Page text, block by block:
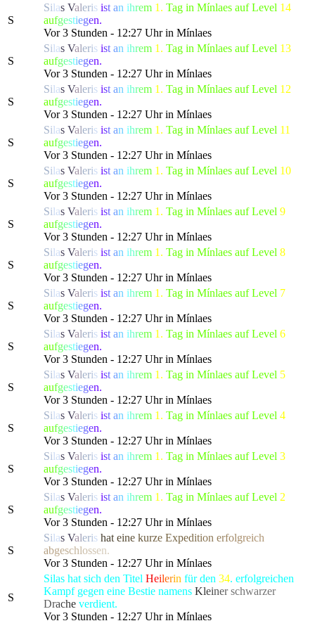
S
Silas Valeris ist an ihrem 1. Tag in Mínlaes auf Level 14
aufgestiegen.
Vor 3 Stunden - 12:27 Uhr in Mínlaes
S
Silas Valeris ist an ihrem 1. Tag in Mínlaes auf Level 13
aufgestiegen.
Vor 3 Stunden - 12:27 Uhr in Mínlaes
S
Silas Valeris ist an ihrem 1. Tag in Mínlaes auf Level 12
aufgestiegen.
Vor 3 Stunden - 12:27 Uhr in Mínlaes
S
Silas Valeris ist an ihrem 1. Tag in Mínlaes auf Level 11
aufgestiegen.
Vor 3 Stunden - 12:27 Uhr in Mínlaes
S
Silas Valeris ist an ihrem 1. Tag in Mínlaes auf Level 10
aufgestiegen.
Vor 3 Stunden - 12:27 Uhr in Mínlaes
S
Silas Valeris ist an ihrem 1. Tag in Mínlaes auf Level 9
aufgestiegen.
Vor 3 Stunden - 12:27 Uhr in Mínlaes
S
Silas Valeris ist an ihrem 1. Tag in Mínlaes auf Level 8
aufgestiegen.
Vor 3 Stunden - 12:27 Uhr in Mínlaes
S
Silas Valeris ist an ihrem 1. Tag in Mínlaes auf Level 7
aufgestiegen.
Vor 3 Stunden - 12:27 Uhr in Mínlaes
S
Silas Valeris ist an ihrem 1. Tag in Mínlaes auf Level 6
aufgestiegen.
Vor 3 Stunden - 12:27 Uhr in Mínlaes
S
Silas Valeris ist an ihrem 1. Tag in Mínlaes auf Level 5
aufgestiegen.
Vor 3 Stunden - 12:27 Uhr in Mínlaes
S
Silas Valeris ist an ihrem 1. Tag in Mínlaes auf Level 4
aufgestiegen.
Vor 3 Stunden - 12:27 Uhr in Mínlaes
S
Silas Valeris ist an ihrem 1. Tag in Mínlaes auf Level 3
aufgestiegen.
Vor 3 Stunden - 12:27 Uhr in Mínlaes
S
Silas Valeris ist an ihrem 1. Tag in Mínlaes auf Level 2
aufgestiegen.
Vor 3 Stunden - 12:27 Uhr in Mínlaes
S
Silas Valeris hat eine kurze Expedition erfolgreich
abgeschlossen.
Vor 3 Stunden - 12:27 Uhr in Mínlaes
S
Silas hat sich den Titel Heilerin für den 34. erfolgreichen
Kampf gegen eine Bestie namens Kleinerschwarzer
Drache verdient.
Vor 3 Stunden - 12:27 Uhr in Mínlaes